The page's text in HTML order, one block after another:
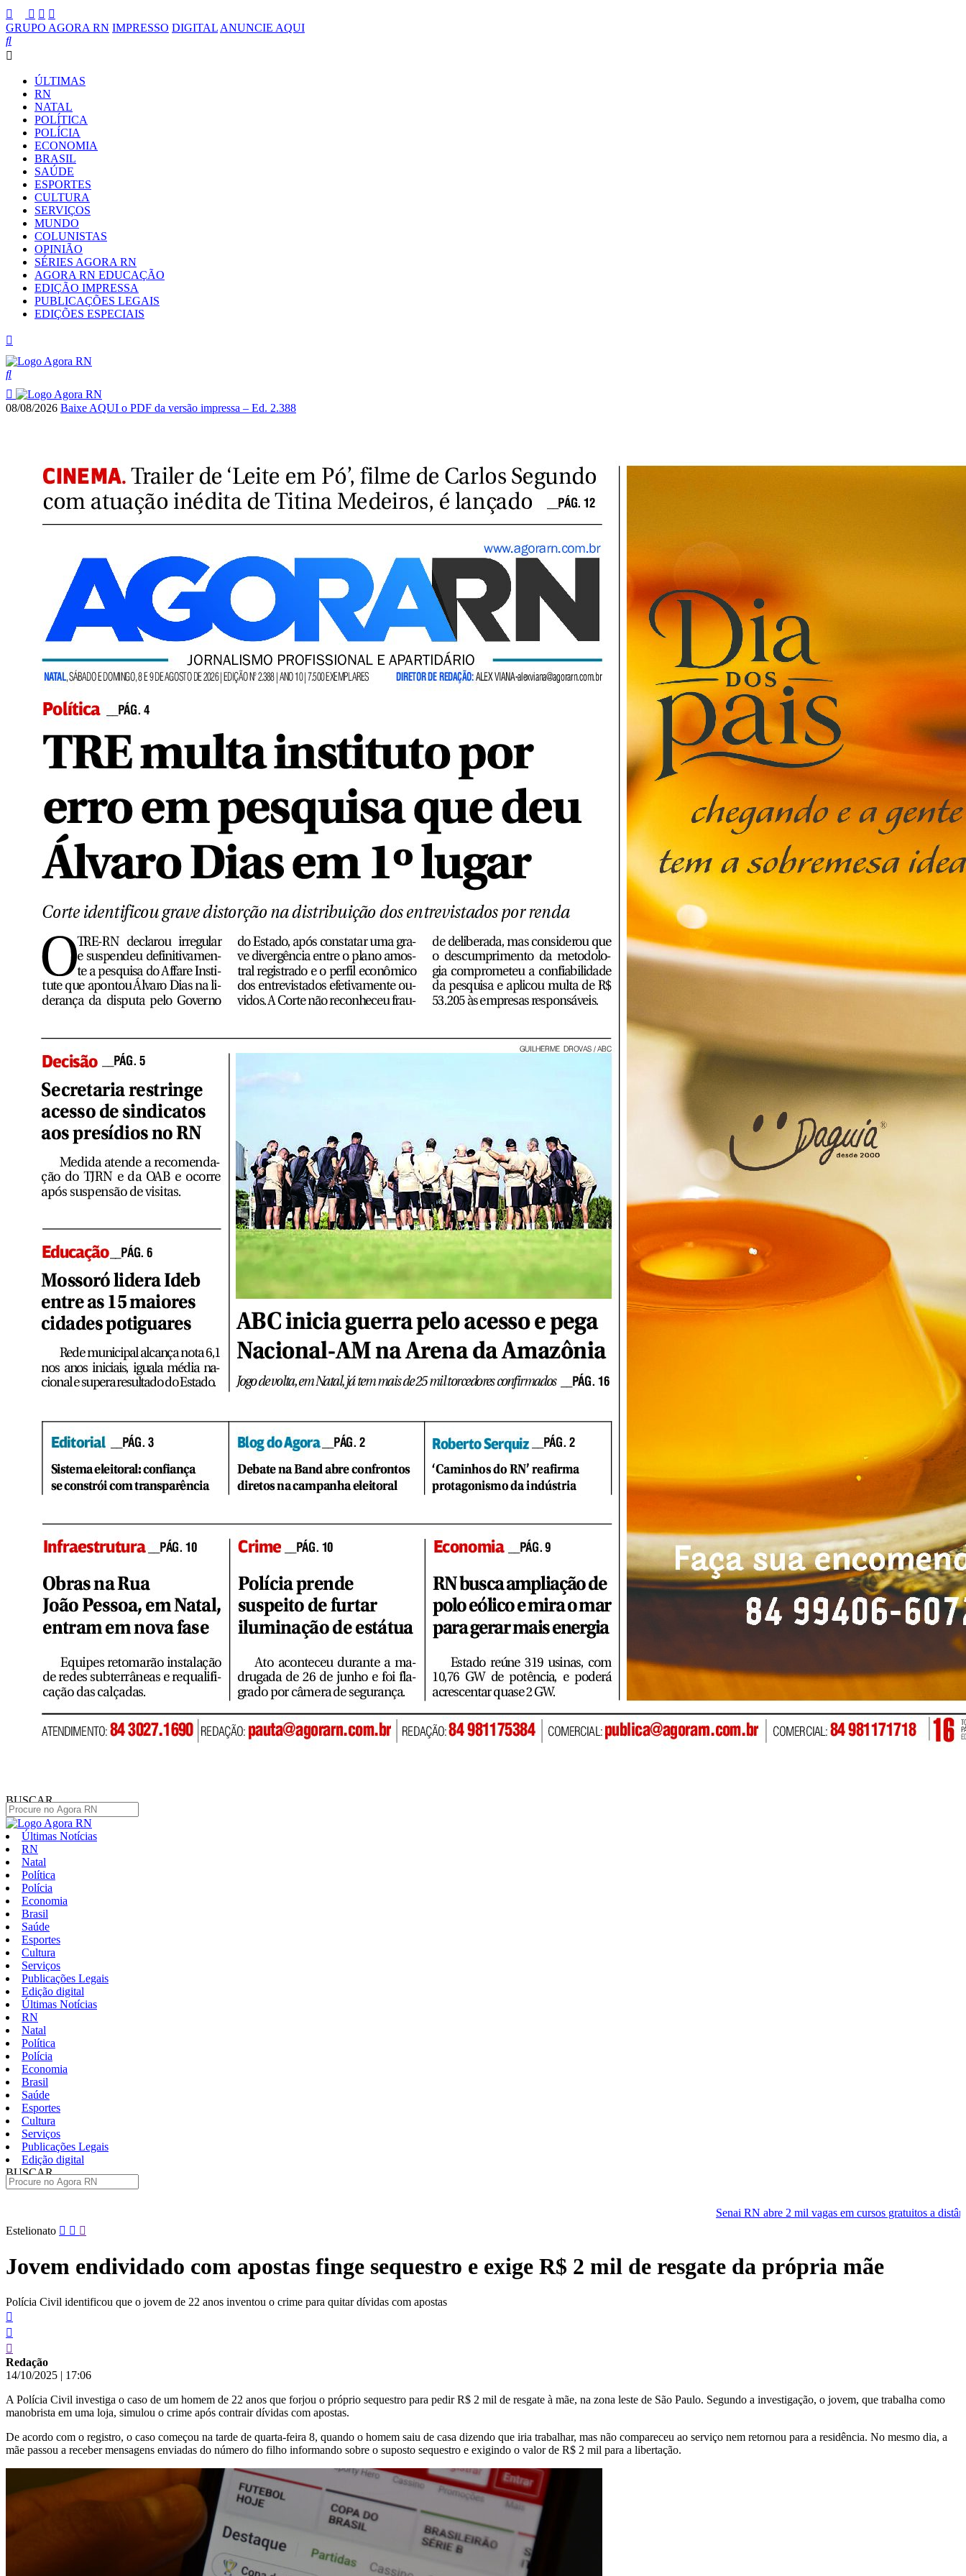
GRUPO AGORA RN IMPRESSO DIGITAL ANUNCIE AQUI
ÚLTIMAS
RN
NATAL
POLÍTICA
POLÍCIA
ECONOMIA
BRASIL
SAÚDE
ESPORTES
CULTURA
SERVIÇOS
MUNDO
COLUNISTAS
OPINIÃO
SÉRIES AGORA RN
AGORA RN EDUCAÇÃO
EDIÇÃO IMPRESSA
PUBLICAÇÕES LEGAIS
EDIÇÕES ESPECIAIS
08/08/2026 Baixe AQUI o PDF da versão impressa – Ed. 2.388
BUSCAR
Últimas Notícias
RN
Natal
Política
Polícia
Economia
Brasil
Saúde
Esportes
Cultura
Serviços
Publicações Legais
Edição digital
Últimas Notícias
RN
Natal
Política
Polícia
Economia
Brasil
Saúde
Esportes
Cultura
Serviços
Publicações Legais
Edição digital
BUSCAR
Senai RN abre 2 mil vagas em cursos gratuitos a distância; inscrições já
Pular
conteúdo
Estelionato
Jovem endividado com apostas finge sequestro e exige R$ 2 mil de resgate da própria mãe
Polícia Civil identificou que o jovem de 22 anos inventou o crime para quitar dívidas com apostas
Redação
14/10/2025 | 17:06
A Polícia Civil investiga o caso de um homem de 22 anos que forjou o próprio sequestro para pedir R$ 2 mil de resgate à mãe, na zona leste de São Paulo. Segundo a investigação, o jovem, que trabalha como
manobrista em uma loja, simulou o crime após contrair dívidas com apostas.
De acordo com o registro, o caso começou na tarde de quarta-feira 8, quando o homem saiu de casa dizendo que iria trabalhar, mas não compareceu ao serviço nem retornou para a residência. No mesmo dia, a
mãe passou a receber mensagens enviadas do número do filho informando sobre o suposto sequestro e exigindo o valor de R$ 2 mil para a libertação.